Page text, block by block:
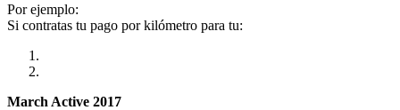
Por ejemplo:
Si contratas tu pago por kilómetro para tu:
March Active 2017